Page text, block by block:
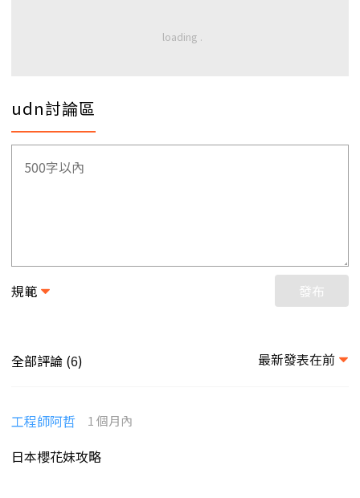
udn討論區
規範 發布
全部評論 (6) 最新發表在前
工程師阿哲 1 個月內
日本櫻花妹攻略